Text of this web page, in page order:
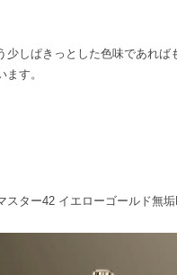
少しぱきっとした色味であれば
す。
スター42 イエローゴールド無垢